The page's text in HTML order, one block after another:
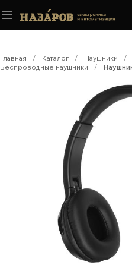
Главная / Каталог / Наушники /
Беспроводные наушники
/